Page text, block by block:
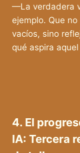
—La verdadera
ejemplo. Que
vacíos, sino
qué aspira
4. El
IA: Tercera